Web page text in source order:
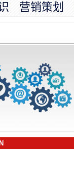
营销策划